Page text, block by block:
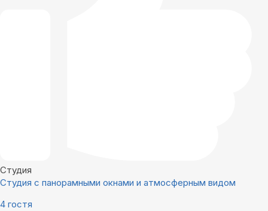
Студия
Студия с панорамными окнами и атмосферным видом
4 гостя